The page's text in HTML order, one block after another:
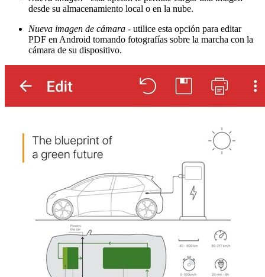
desde su almacenamiento local o en la nube.
Nueva imagen de cámara - utilice esta opción para editar
PDF en Android tomando fotografías sobre la marcha con la
cámara de su dispositivo.